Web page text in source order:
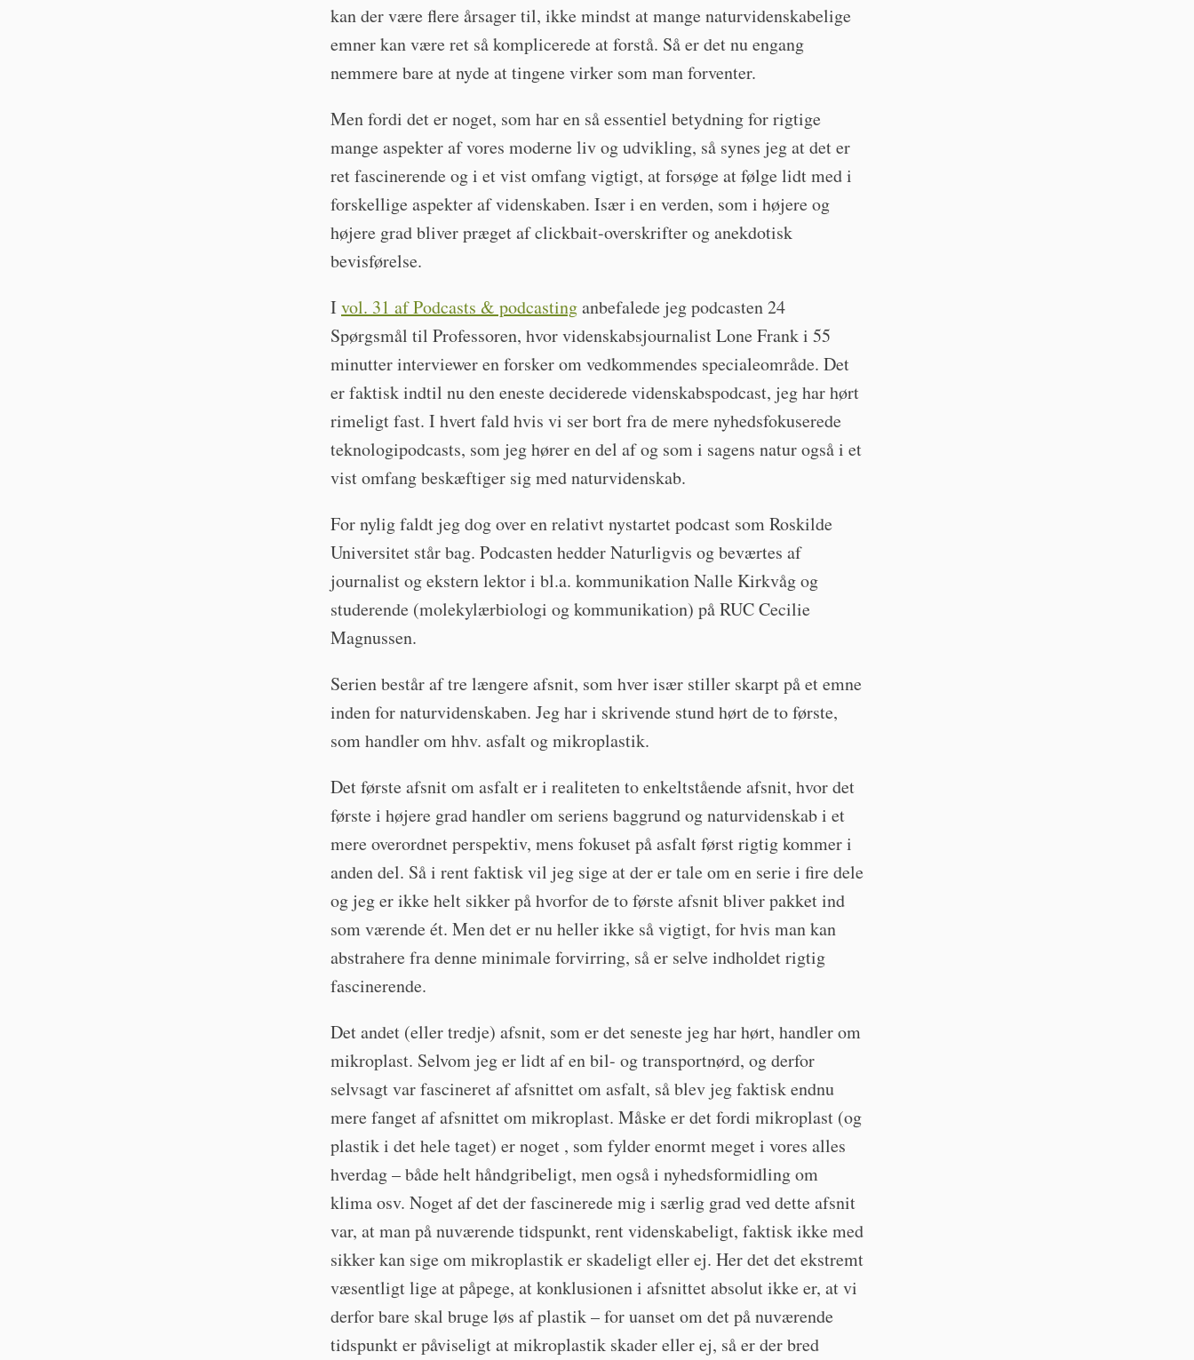
kan der være flere årsager til, ikke mindst at mange naturvidenskabelige
emner kan være ret så komplicerede at forstå. Så er det nu engang
nemmere bare at nyde at tingene virker som man forventer.
Men fordi det er noget, som har en så essentiel betydning for rigtige
mange aspekter af vores moderne liv og udvikling, så synes jeg at det er
ret fascinerende og i et vist omfang vigtigt, at forsøge at følge lidt med i
forskellige aspekter af videnskaben. Især i en verden, som i højere og
højere grad bliver præget af clickbait-overskrifter og anekdotisk
bevisførelse.
I vol. 31 af Podcasts & podcastinganbefalede jeg podcasten 24
Spørgsmål til Professoren, hvor videnskabsjournalist Lone Frank i 55
minutter interviewer en forsker om vedkommendes specialeområde. Det
er faktisk indtil nu den eneste deciderede videnskabspodcast, jeg har hørt
rimeligt fast. I hvert fald hvis vi ser bort fra de mere nyhedsfokuserede
teknologipodcasts, som jeg hører en del af og som i sagens natur også i et
vist omfang beskæftiger sig med naturvidenskab.
For nylig faldt jeg dog over en relativt nystartet podcast som Roskilde
Universitet står bag. Podcasten hedder Naturligvis og beværtes af
journalist og ekstern lektor i bl.a. kommunikation Nalle Kirkvåg og
studerende (molekylærbiologi og kommunikation) på RUC Cecilie
Magnussen.
Serien består af tre længere afsnit, som hver især stiller skarpt på et emne
inden for naturvidenskaben. Jeg har i skrivende stund hørt de to første,
som handler om hhv. asfalt og mikroplastik.
Det første afsnit om asfalt er i realiteten to enkeltstående afsnit, hvor det
første i højere grad handler om seriens baggrund og naturvidenskab i et
mere overordnet perspektiv, mens fokuset på asfalt først rigtig kommer i
anden del. Så i rent faktisk vil jeg sige at der er tale om en serie i fire dele
og jeg er ikke helt sikker på hvorfor de to første afsnit bliver pakket ind
som værende ét. Men det er nu heller ikke så vigtigt, for hvis man kan
abstrahere fra denne minimale forvirring, så er selve indholdet rigtig
fascinerende.
Det andet (eller tredje) afsnit, som er det seneste jeg har hørt, handler om
mikroplast. Selvom jeg er lidt af en bil- og transportnørd, og derfor
selvsagt var fascineret af afsnittet om asfalt, så blev jeg faktisk endnu
mere fanget af afsnittet om mikroplast. Måske er det fordi mikroplast (og
plastik i det hele taget) er noget , som fylder enormt meget i vores alles
hverdag – både helt håndgribeligt, men også i nyhedsformidling om
klima osv. Noget af det der fascinerede mig i særlig grad ved dette afsnit
var, at man på nuværende tidspunkt, rent videnskabeligt, faktisk ikke med
sikker kan sige om mikroplastik er skadeligt eller ej. Her det det ekstremt
væsentligt lige at påpege, at konklusionen i afsnittet absolut ikke er, at vi
derfor bare skal bruge løs af plastik – for uanset om det på nuværende
tidspunkt er påviseligt at mikroplastik skader eller ej, så er der bred